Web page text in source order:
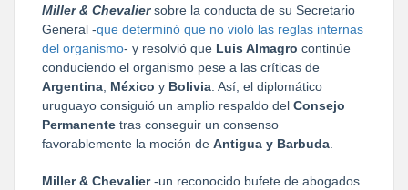
Miller & Chevaliersobre la conducta de su Secretario
General -que determinó que no violó las reglas internas
del organismo- y resolvió que Luis Almagro continúe
conduciendo el organismo pese a las críticas de
Argentina, México y Bolivia. Así, el diplomático
uruguayo consiguió un amplio respaldo del Consejo
Permanente tras conseguir un consenso
favorablemente la moción de Antigua y Barbuda.
Miller & Chevalier-un reconocido bufete de abogados